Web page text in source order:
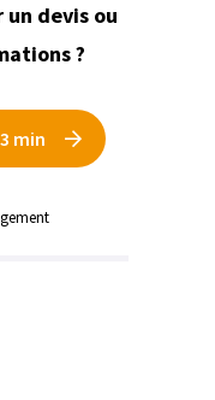
un devis ou
?
min